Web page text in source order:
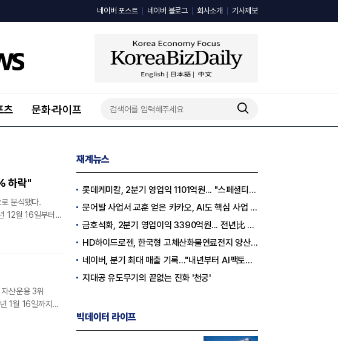
네이버 포스트 네이버 블로그 회사소개 기사제보
츠 문화·라이프
하락"
분석됐다.
12월 16일부터
드에 대한
산운용 3위
1월 16일까지의
이터
재계뉴스
롯데케미칼, 2분기 영업익 1101억원... "스페셜티 전환 가속"
문어발 사업서 교훈 얻은 카카오, AI도 핵심 사업 '선택과 집중'
금호석화, 2분기 영업이익 3390억원... 전년比 419% 급증
HD하이드로젠, 한국형 고체산화물연료전지 양산체계 구축
네이버, 분기 최대 매출 기록..."내년부터 AI팩토리 수익 날 것"
지대공 유도무기의 끝없는 진화 '천궁'
빅데이터 라이프